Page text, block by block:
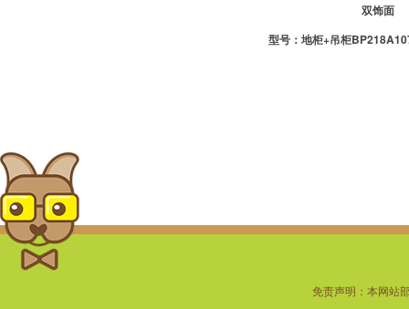
双饰面
型号： 地柜+吊柜
免责声明：本网站